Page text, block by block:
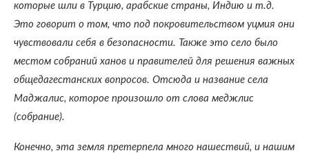
которые шли в Турцию, арабские страны, Индию и т.д.
Это говорит о том, что под покровительством уцмия они
чувствовали себя в безопасности. Также это село было
местом собраний ханов и правителей для решения важных
общедагестанских вопросов. Отсюда и название села
Маджалис, которое произошло от слова меджлис
(собрание).
Конечно, эта земля претерпела много нашествий, и нашим